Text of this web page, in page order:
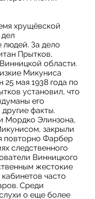
хрущёвской
За дело
Прытков,
области.
Микуниса
25 мая 1938 года по
установил, что
его
факты.
Мордко Элинзона,
закрыли
повторно Фарбер
следственного
Винницкого
жестокие
часто
Среди
о еще более